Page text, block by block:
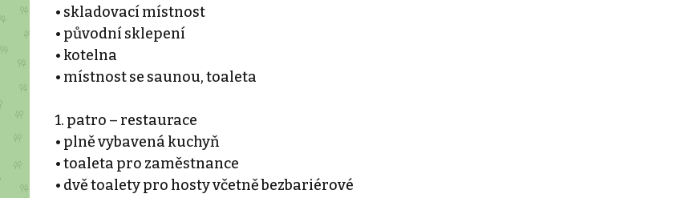
• skladovací místnost
• původní sklepení
• kotelna
• místnost se saunou, toaleta
1. patro – restaurace
• plně vybavená kuchyň
• toaleta pro zaměstnance
• dvě toalety pro hosty včetně bezbariérové